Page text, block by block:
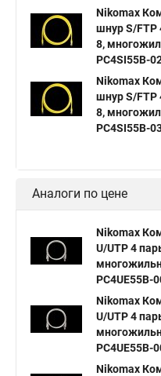
Nikomax
шнур S/FTP
8,
PC4SI55B-
Nikomax
шнур S/FTP
8,
PC4SI55B-
Аналоги по цене
Nikomax
U/UTP 4
PC4UE55B-
Nikomax
U/UTP 4
PC4UE55B-
Nikomax